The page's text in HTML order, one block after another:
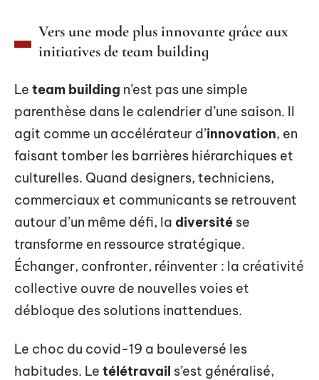
Vers une mode plus innovante grâce aux
initiatives de team building
Le team building n’est pas une simple
parenthèse dans le calendrier d’une saison. Il
agit comme un accélérateur d’innovation, en
faisant tomber les barrières hiérarchiques et
culturelles. Quand designers, techniciens,
commerciaux et communicants se retrouvent
autour d’un même défi, la diversité se
transforme en ressource stratégique.
Échanger, confronter, réinventer : la créativité
collective ouvre de nouvelles voies et
débloque des solutions inattendues.
Le choc du covid-19 a bouleversé les
habitudes. Le télétravail s’est généralisé,